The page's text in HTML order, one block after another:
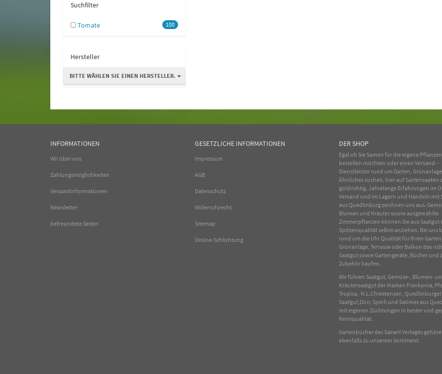
Suchfilter
100
Tomate
Hersteller
BITTE WÄHLEN SIE EINEN HERSTELLER.
INFORMATIONEN
Wir über uns
Zahlungsmöglichkeiten
Versandinformationen
Newsletter
befreundete Seiten
GESETZLICHE INFORMATIONEN
Impressum
AGB
Datenschutz
Widerrufsrecht
Sitemap
Online-Schlichtung
DER SHOP
Egal ob Sie Samen für die eigene
bestellen möchten oder einen Versand -
Dienstleister rund um Garten,
Ähnliches suchen, hier auf Gartensaaten
goldrichtig. Jahrelange Erfahrungen im
Versand und im Lagern und Handeln mit
aus Quedlinburg zeichnen uns aus.
Blumen und Kräuter sowie ausgewählte
Zimmerpflanzen können Sie aus Saatgut
Spitzenqualität selbst anziehen. Bei uns
rund um die Uhr Qualität für Ihren Garten,
Grünanlage, Terrasse oder Balkon das
Saatgut sowie Gartengeräte, Bücher und
Zubehör kaufen.
Wir führen Saatgut, Gemüse-, Blumen-
Kräutersaatgut der Marken Frankonia,
Tropica, N.L.Chrestensen, Quedlinburger
Saatgut,Dürr, Sperli und Satimex aus
mit eigenen Züchtungen in bester und
Keimqualität.
Gartenbücher des Garant Verlages
ebenfalls zu unserem Sortiment.